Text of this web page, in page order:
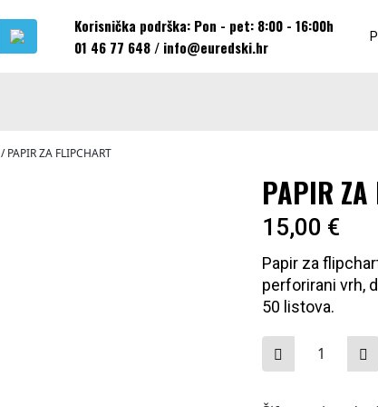
Korisnička podrška: Pon - pet: 8:00 - 16:00h
01 46 77 648/ info@euredski.hr
/ PAPIR ZA FLIPCHART
PAPIR ZA
15,00 €
Papir za
perforirani vrh,
50 listova.
PAPIR ZA